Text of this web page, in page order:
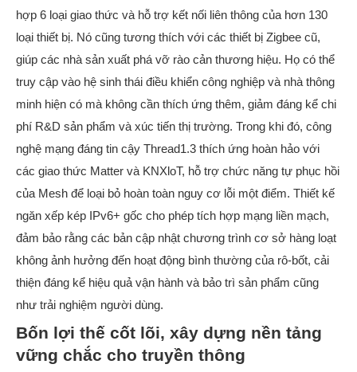
hợp 6 loại giao thức và hỗ trợ kết nối liên thông của hơn 130
loại thiết bị. Nó cũng tương thích với các thiết bị Zigbee cũ,
giúp các nhà sản xuất phá vỡ rào cản thương hiệu. Họ có thể
truy cập vào hệ sinh thái điều khiển công nghiệp và nhà thông
minh hiện có mà không cần thích ứng thêm, giảm đáng kể chi
phí R&D sản phẩm và xúc tiến thị trường. Trong khi đó, công
nghệ mạng đáng tin cậy Thread1.3 thích ứng hoàn hảo với
các giao thức Matter và KNXloT, hỗ trợ chức năng tự phục hồi
của Mesh để loại bỏ hoàn toàn nguy cơ lỗi một điểm. Thiết kế
ngăn xếp kép IPv6+ gốc cho phép tích hợp mạng liền mạch,
đảm bảo rằng các bản cập nhật chương trình cơ sở hàng loạt
không ảnh hưởng đến hoạt động bình thường của rô-bốt, cải
thiện đáng kể hiệu quả vận hành và bảo trì sản phẩm cũng
như trải nghiệm người dùng.
Bốn lợi thế cốt lõi, xây dựng nền tảng
vững chắc cho truyền thông